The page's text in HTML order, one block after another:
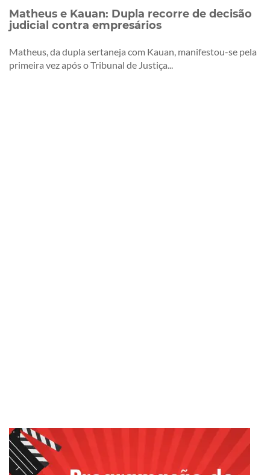
Matheus e Kauan: Dupla recorre de decisão
judicial contra empresários
Matheus, da dupla sertaneja com Kauan, manifestou-se pela
primeira vez após o Tribunal de Justiça...